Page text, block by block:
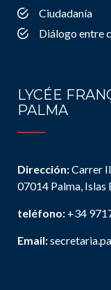
Ciudadanía
Diálogo entre
LYCÉE
PALMA
Dirección:Carrer
07014 Palma, Islas
teléfono: +34
Email: